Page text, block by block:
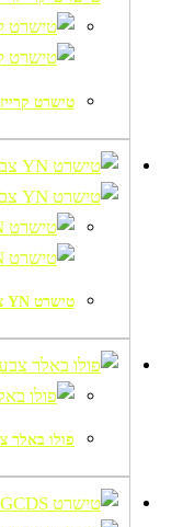
טישרט
טישרט YN צבע בז' הדפס בגב
פולו באלר